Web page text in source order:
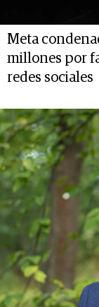
Meta
millones por
redes sociales